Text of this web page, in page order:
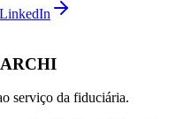
serviço da fiduciária.